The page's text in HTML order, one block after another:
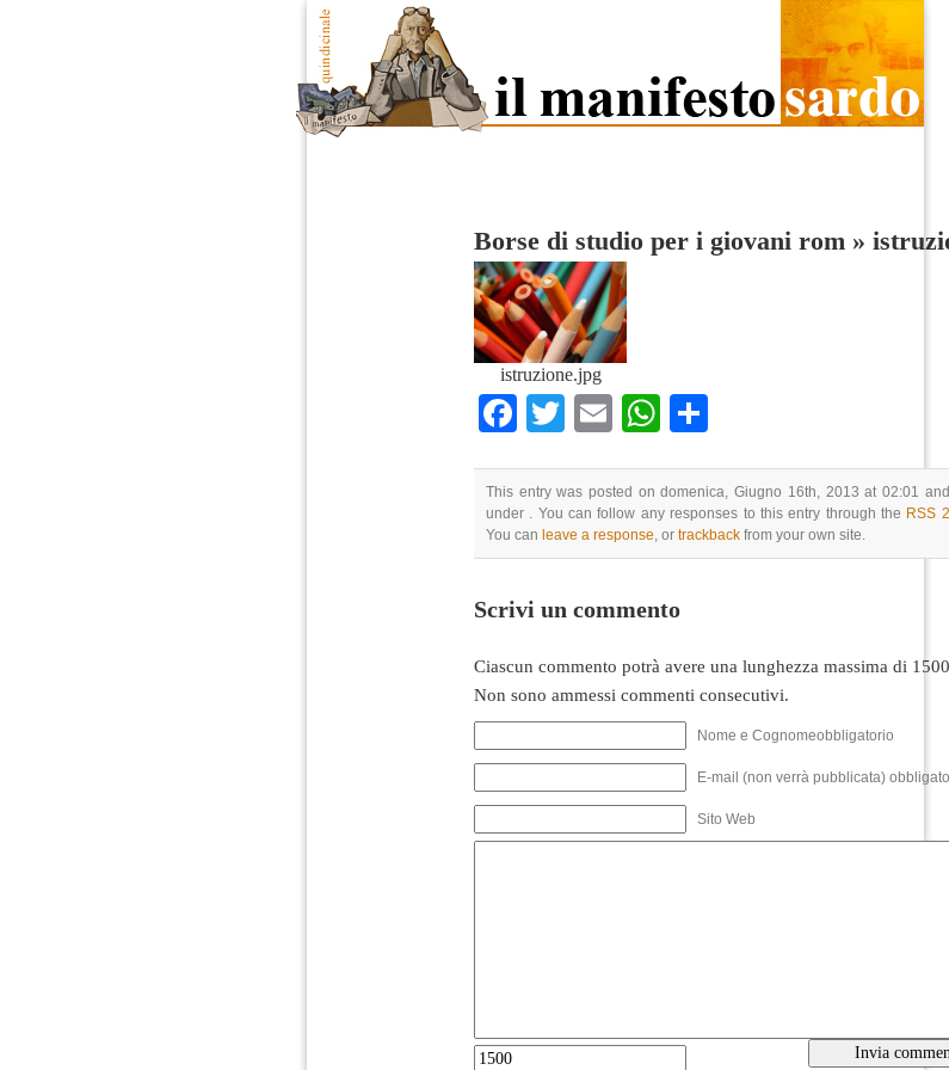
Borse di studio per i giovani rom »
istruzione.jpg
Facebook
TwitterEmailWhatsApp
This entry was posted on domenica, Giugno 16th, 2013 at 02:01
under . You can follow any responses to this entry through the RSS
You can leave a response, or trackback from your own site.
Scrivi un commento
Ciascun commento potrà avere una lunghezza massima di
Non sono ammessi commenti consecutivi.
Nome e Cognomeobbligatorio
E-mail (non verrà pubblicata)
Sito Web